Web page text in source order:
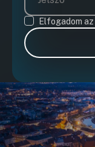
Elfogadom az